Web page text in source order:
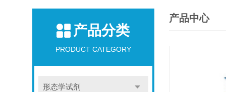
产品分类
PRODUCT CATEGORY
形态学试剂
产品中心